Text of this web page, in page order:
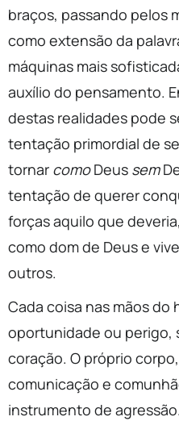
braços, passando pelos
como extensão da
máquinas mais
auxílio do pensamento.
destas realidades pode
tentação primordial de se
tornar comoDeus sem
tentação de querer
forças aquilo que
como dom de Deus e
outros.
Cada coisa nas mãos do
oportunidade ou perigo,
coração. O próprio
comunicação e
instrumento de